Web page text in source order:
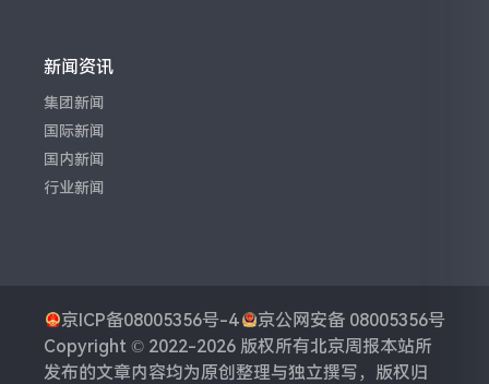
新闻资讯
集团新闻
国际新闻
国内新闻
行业新闻
京ICP备08005356号-4
京公网安备 08005356号
Copyright © 2022-2026 版权所有北京周报本站所
发布的文章内容均为原创整理与独立撰写，版权归